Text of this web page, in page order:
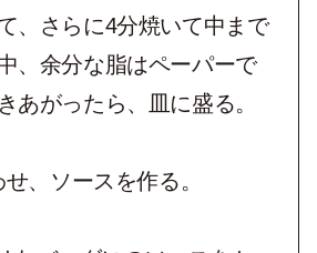
、さらに4分焼いて中まで
、余分な脂はペーパーで
あがったら、皿に盛る。
、ソースを作る。